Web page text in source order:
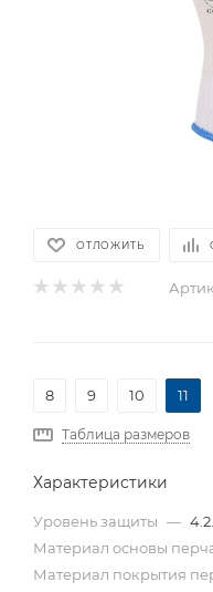
ОТЛОЖИТЬ
8 9 10 11
Таблица размеров
Характеристики
Уровень защиты —
Материал основы
Материал покрытия